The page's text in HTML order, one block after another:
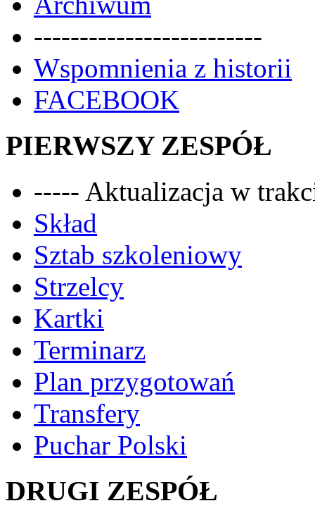
-------------------------
Wspomnienia z historii
FACEBOOK
PIERWSZY ZESPÓŁ
----- Aktualizacja w
Skład
Sztab szkoleniowy
Strzelcy
Kartki
Terminarz
Plan przygotowań
Transfery
Puchar Polski
DRUGI ZESPÓŁ